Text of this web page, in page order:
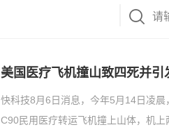
美国医疗飞机撞山致四死并
快科技8月6日消息，今年5月14日凌
C90民用医疗转运飞机撞上山体，机